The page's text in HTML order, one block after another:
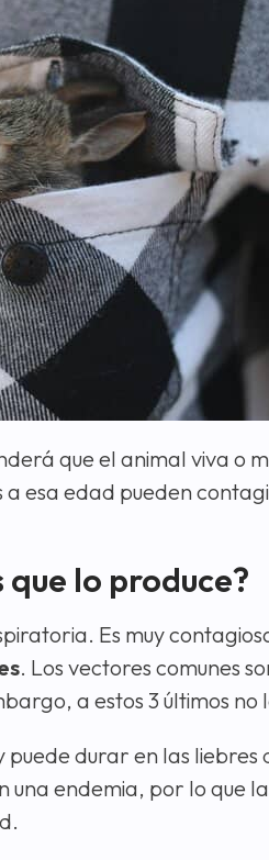
que el animal viva o
esa edad pueden
lo produce?
Es muy
. Los vectores comunes
a estos 3 últimos
durar en las liebres
una endemia, por lo que